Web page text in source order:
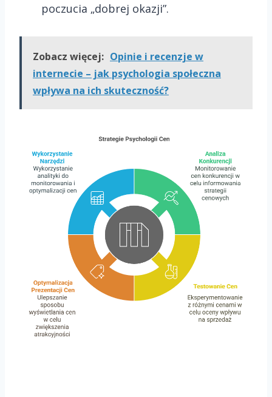
poczucia „dobrej okazji”.
Zobacz więcej: Opinie i recenzje w
internecie – jak psychologia społeczna
wpływa na ich skuteczność?